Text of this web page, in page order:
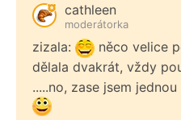
cathleen
moderátorka
zizala:
něco velice
dělala dvakrát, vždy
.....no, zase jsem